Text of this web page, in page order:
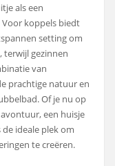
als een
koppels biedt
setting om
gezinnen
van
prachtige natuur en
Of je nu op
een huisje
ideale plek om
te creëren.